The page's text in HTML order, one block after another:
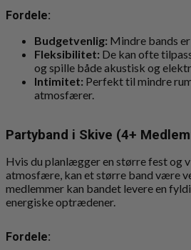
Fordele:
Budgetvenlig: Mindre bands
Fleksibilitet: De kan ofte
og spille både akustisk og
Intimitet: Perfekt til mindre
atmosfærer.
Partyband i Skive (4+
Hvis du planlægger en større fest og
atmosfære, kan et større band være
medlemmer kan bandet levere en
energiske optrædener.
Fordele: